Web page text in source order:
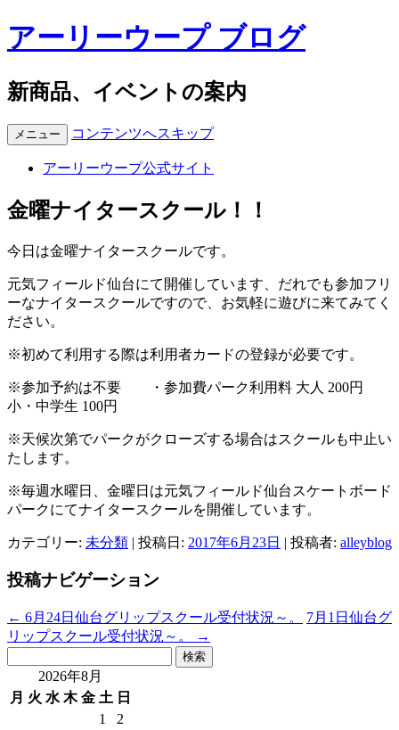
アーリーウープ ブログ
新商品、イベントの案内
メニュー コンテンツへスキップ
アーリーウープ公式サイト
金曜ナイタースクール！！
今日は金曜ナイタースクールです。
元気フィールド仙台にて開催しています、だれでも参加フリ
ーなナイタースクールですので、お気軽に遊びに来てみてく
ださい。
※初めて利用する際は利用者カードの登録が必要です。
※参加予約は不要 ・参加費パーク利用料 大人 200円
小・中学生 100円
※天候次第でパークがクローズする場合はスクールも中止い
たします。
※毎週水曜日、金曜日は元気フィールド仙台スケートボード
パークにてナイタースクールを開催しています。
カテゴリー: 未分類 | 投稿日: 2017年6月23日 | 投稿者: alleyblog
投稿ナビゲーション
← 6月24日仙台グリップスクール受付状況～。
7月1日仙台グ
リップスクール受付状況～。
→
2026年8月
月 火 水 木 金 土 日
1
2